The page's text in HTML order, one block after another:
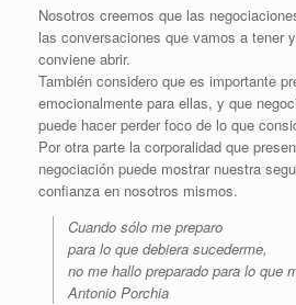
Nosotros creemos que las
las conversaciones que vamos a tener
conviene abrir.
También considero que es importante
emocionalmente para ellas, y que
puede hacer perder foco de lo que
Por otra parte la corporalidad que
negociación puede mostrar nuestra
confianza en nosotros mismos.
Cuando sólo me preparo
para lo que debiera sucederme,
no me hallo preparado para lo que
Antonio Porchia